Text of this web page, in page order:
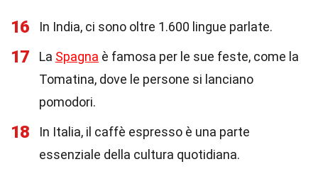
16 In India, ci sono oltre 1.600 lingue parlate.
17 La Spagna è famosa per le sue feste, come la
Tomatina, dove le persone si lanciano
pomodori.
18
In Italia, il caffè espresso è una parte
essenziale della cultura quotidiana.